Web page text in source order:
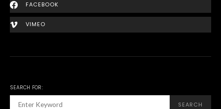
FACEBOOK
VIMEO
SEARCH FOR:
SEARCH